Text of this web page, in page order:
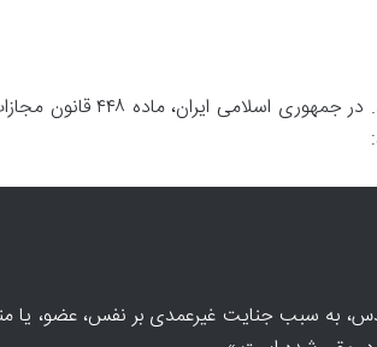
به سبب جنایت غیرعمدی بر نفس، عضو، یا